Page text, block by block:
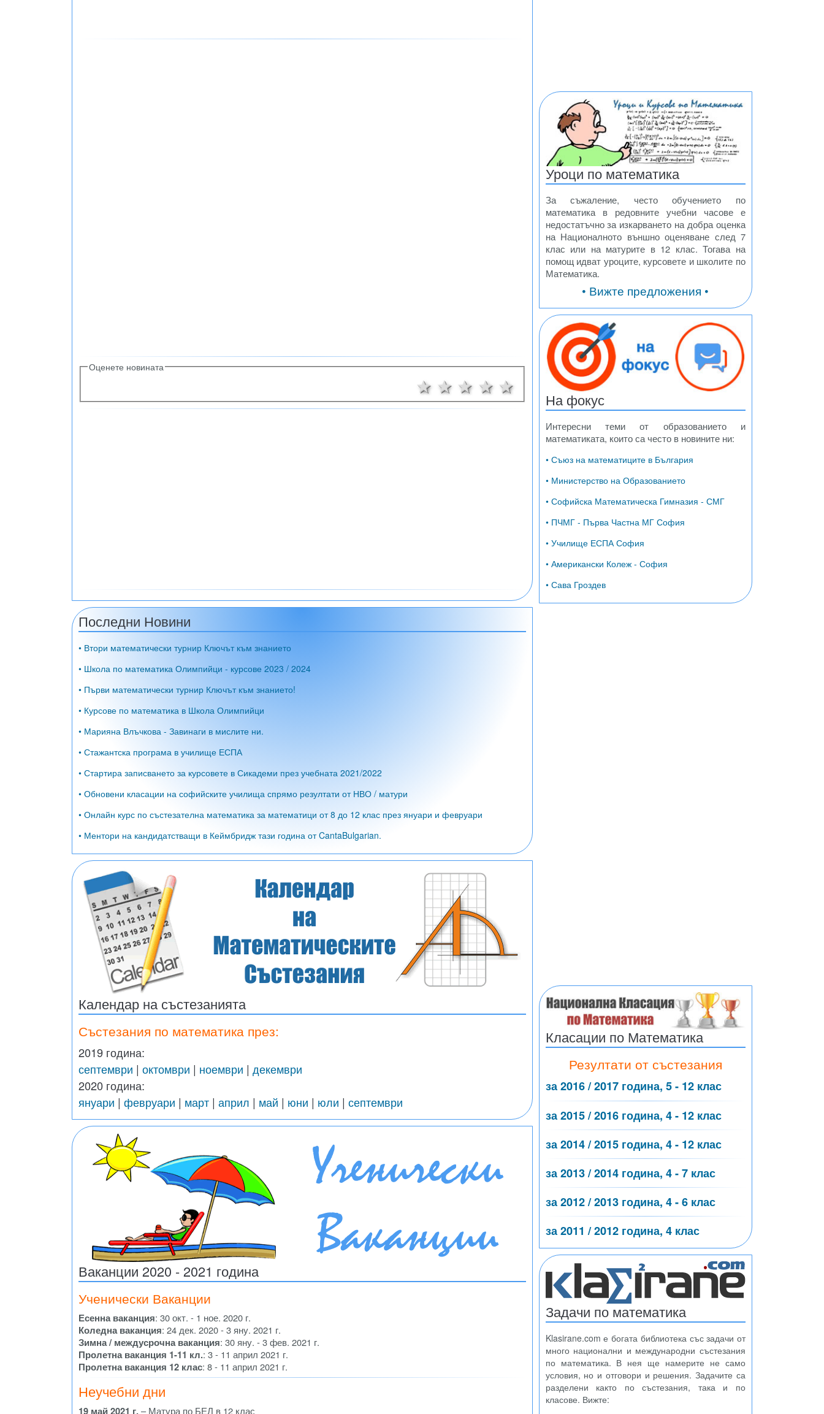
Оценете новината
5 звезди
4 звезди
3 звезди
2 звезди
1 звезда
Последни Новини
• Втори математически турнир Ключът към знанието
• Школа по математика Олимпийци - курсове 2023 / 2024
• Първи математически турнир Ключът към знанието!
• Курсове по математика в Школа Олимпийци
• Марияна Влъчкова - Завинаги в мислите ни.
• Стажантска програма в училище ЕСПА
• Стартира записването за курсовете в Сикадеми през учебната 2021/2022
• Обновени класации на софийските училища спрямо резултати от НВО / матури
• Онлайн курс по състезателна математика за математици от 8 до 12 клас през януари и февруари
• Ментори на кандидатстващи в Кеймбридж тази година от CantaBulgarian.
Календар на състезанията
Състезания по математика през:
2019 година:
септември | октомври | ноември | декември
2020 година:
януари | февруари | март | април | май | юни | юли | септември
Ваканции 2020 - 2021 година
Ученически Ваканции
Есенна ваканция: 30 окт. - 1 ное. 2020 г.
Коледна ваканция: 24 дек. 2020 - 3 яну. 2021 г.
Зимна / междусрочна ваканция: 30 яну. - 3 фев. 2021 г.
Пролетна ваканция 1-11 кл.: 3 - 11 април 2021 г.
Пролетна ваканция 12 клас: 8 - 11 април 2021 г.
Неучебни дни
19 май 2021 г.– Матура по БЕЛ в 12 клас
Уроци по математика
За съжаление, често обучението по
математика в редовните учебни часове е
недостатъчно за изкарването на добра оценка
на Националното външно оценяване след 7
клас или на матурите в 12 клас. Тогава на
помощ идват уроците, курсовете и школите по
Математика.
• Вижте предложения •
На фокус
Интересни теми от образованието и
математиката, които са често в новините ни:
• Съюз на математиците в България
• Министерство на Образованието
• Софийска Математическа Гимназия - СМГ
• ПЧМГ - Първа Частна МГ София
• Училище ЕСПА София
• Американски Колеж - София
• Сава Гроздев
Класации по Математика
Резултати от състезания
за 2016 / 2017 година, 5 - 12 клас
за 2015 / 2016 година, 4 - 12 клас
за 2014 / 2015 година, 4 - 12 клас
за 2013 / 2014 година, 4 - 7 клас
за 2012 / 2013 година, 4 - 6 клас
за 2011 / 2012 година, 4 клас
Задачи по математика
Klasirane.com е богата библиотека със задачи от
много национални и международни състезания
по математика. В нея ще намерите не само
условия, но и отговори и решения. Задачите са
разделени както по състезания, така и по
класове. Вижте: